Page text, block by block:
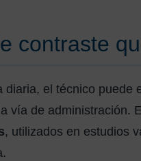
contraste
diaria, el técnico puede
vía de administración.
, utilizados en estudios